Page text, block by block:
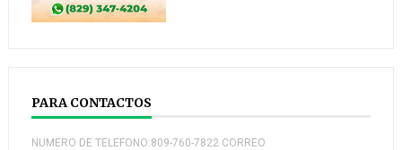
PARA CONTACTOS
NUMERO DE TELEFONO:809-760-7822 CORREO